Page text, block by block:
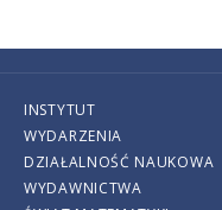
INSTYTUT
WYDARZENIA
DZIAŁALNOŚĆ NAUKOWA
WYDAWNICTWA